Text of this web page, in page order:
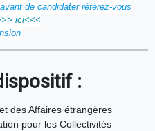
de candidater référez-vous
ici<<<
:
des Affaires étrangères
pour les Collectivités